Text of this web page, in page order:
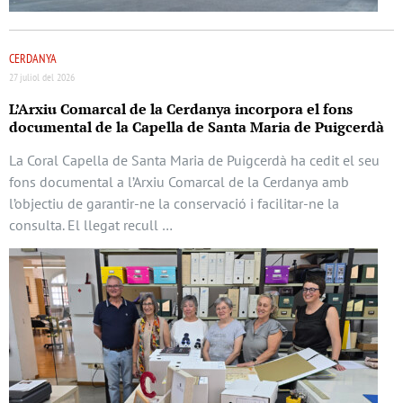
CERDANYA
27 juliol del 2026
L’Arxiu Comarcal de la Cerdanya incorpora el fons
documental de la Capella de Santa Maria de Puigcerdà
La Coral Capella de Santa Maria de Puigcerdà ha cedit el seu
fons documental a l’Arxiu Comarcal de la Cerdanya amb
l’objectiu de garantir-ne la conservació i facilitar-ne la
consulta. El llegat recull …